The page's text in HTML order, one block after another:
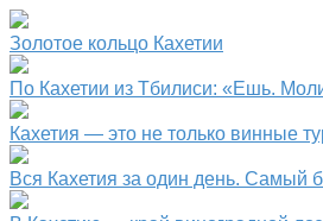
Золотое кольцо Кахетии
По Кахетии из Тбилиси: «Ешь.
Кахетия — это не только винные
Вся Кахетия за один день. Самый